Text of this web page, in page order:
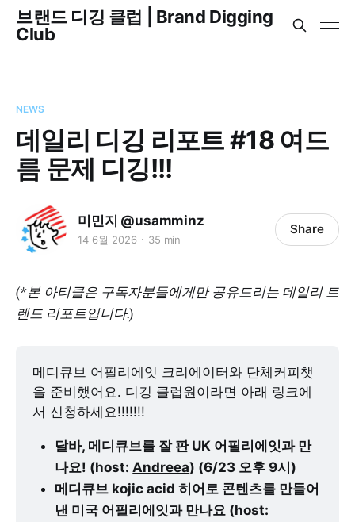
브랜드 디깅 클럽 | Brand Digging
Club
NEWS
데일리 디깅 리포트 #18 여드
름 문제 디깅!!!
미민지 @usamminz
14 6월 2026 35 min
Share
(*본 아티클은 구독자분들에게만 공유드리는 데일리 트
렌드 리포트입니다.)
​메디큐브 어필리에잇 크리에이터와 단체커피챗
을 준비했어요. 디깅 클럽원이라면 아래 링크에
서 신청하세요!!!!!!!
달바, 메디큐브를 잘 판 UK 어필리에잇과 만
나요! (host: Andreea) (6/23 오후 9시)
메디큐브 kojic acid 히어로 콘텐츠를 만들어